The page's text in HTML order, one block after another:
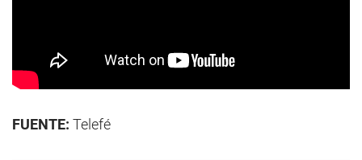
FUENTE: Telefé